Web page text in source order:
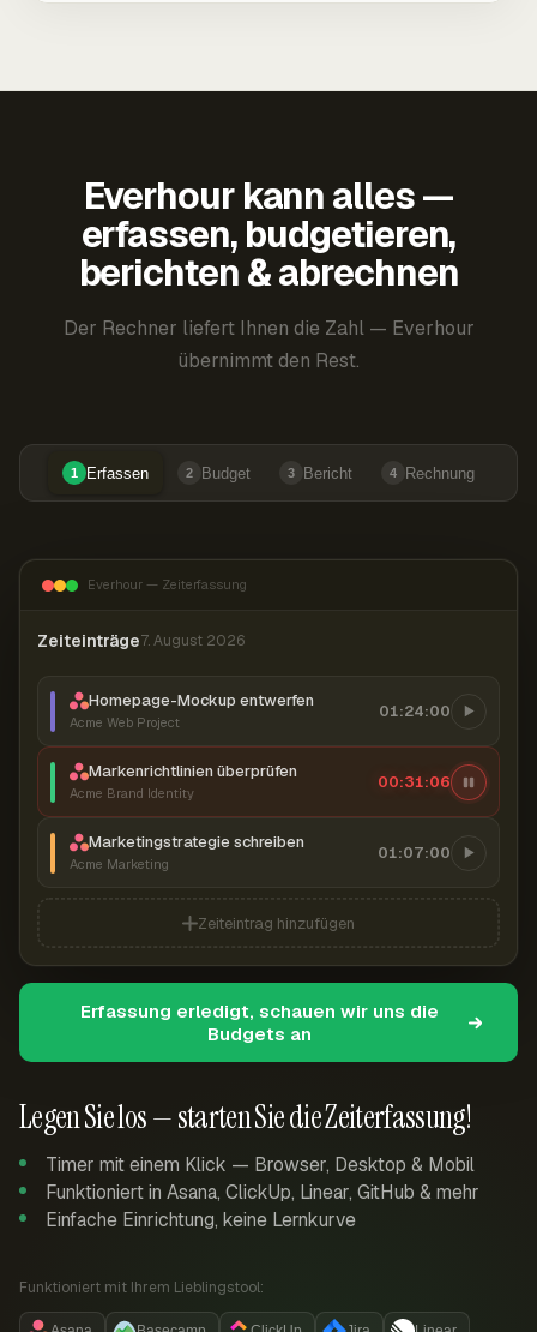
Everhour kann alles —
erfassen, budgetieren,
berichten & abrechnen
Der Rechner liefert Ihnen die Zahl — Everhour
übernimmt den Rest.
1 Erfassen 2 Budget 3 Bericht 4 Rechnung
Legen Sie los — starten Sie die Zeiterfassung!
Timer mit einem Klick — Browser, Desktop & Mobil
Funktioniert in Asana, ClickUp, Linear, GitHub & mehr
Einfache Einrichtung, keine Lernkurve
Funktioniert mit Ihrem Lieblingstool:
Everhour — Zeiterfassung
Zeiteinträge7. August 2026
Homepage-Mockup entwerfen
Acme Web Project
01:24:00
Markenrichtlinien überprüfen
Acme Brand Identity
00:31:07
Marketingstrategie schreiben
Acme Marketing
01:07:00
Zeiteintrag hinzufügen
Erfassung erledigt, schauen wir uns die
Budgets an